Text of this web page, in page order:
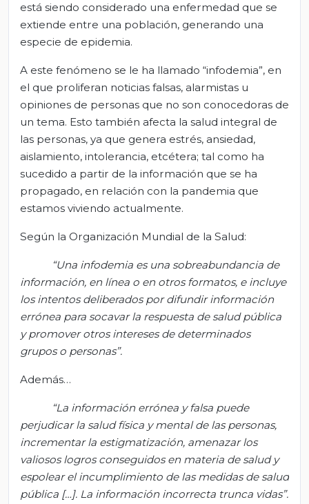
está siendo considerado una enfermedad que se
extiende entre una población, generando una
especie de epidemia.
A este fenómeno se le ha llamado “infodemia”, en
el que proliferan noticias falsas, alarmistas u
opiniones de personas que no son conocedoras de
un tema. Esto también afecta la salud integral de
las personas, ya que genera estrés, ansiedad,
aislamiento, intolerancia, etcétera; tal como ha
sucedido a partir de la información que se ha
propagado, en relación con la pandemia que
estamos viviendo actualmente.
Según la Organización Mundial de la Salud:
“Una infodemia es una sobreabundancia de
información, en línea o en otros formatos, e incluye
los intentos deliberados por difundir información
errónea para socavar la respuesta de salud pública
y promover otros intereses de determinados
grupos o personas”.
Además…
“La información errónea y falsa puede
perjudicar la salud física y mental de las personas,
incrementar la estigmatización, amenazar los
valiosos logros conseguidos en materia de salud y
espolear el incumplimiento de las medidas de salud
pública […]. La información incorrecta trunca vidas”.